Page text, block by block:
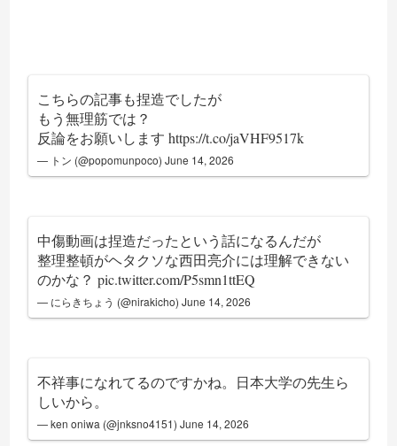
こちらの記事も捏造でしたが
もう無理筋では？
反論をお願いしますhttps://t.co/jaVHF9517k
— トン (@popomunpoco)June 14, 2026
中傷動画は捏造だったという話になるんだが
整理整頓がヘタクソな西田亮介には理解できない
のかな？pic.twitter.com/P5smn1ttEQ
— にらきちょう (@nirakicho)June 14, 2026
不祥事になれてるのですかね。日本大学の先生ら
しいから。
— ken oniwa (@jnksno4151)June 14, 2026